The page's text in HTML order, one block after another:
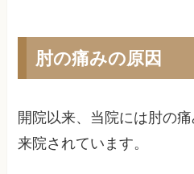
肘の痛みの原因
開院以来、当院には肘の
来院されています。